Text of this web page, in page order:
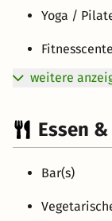
Yoga /
weitere
Essen
Bar(s)